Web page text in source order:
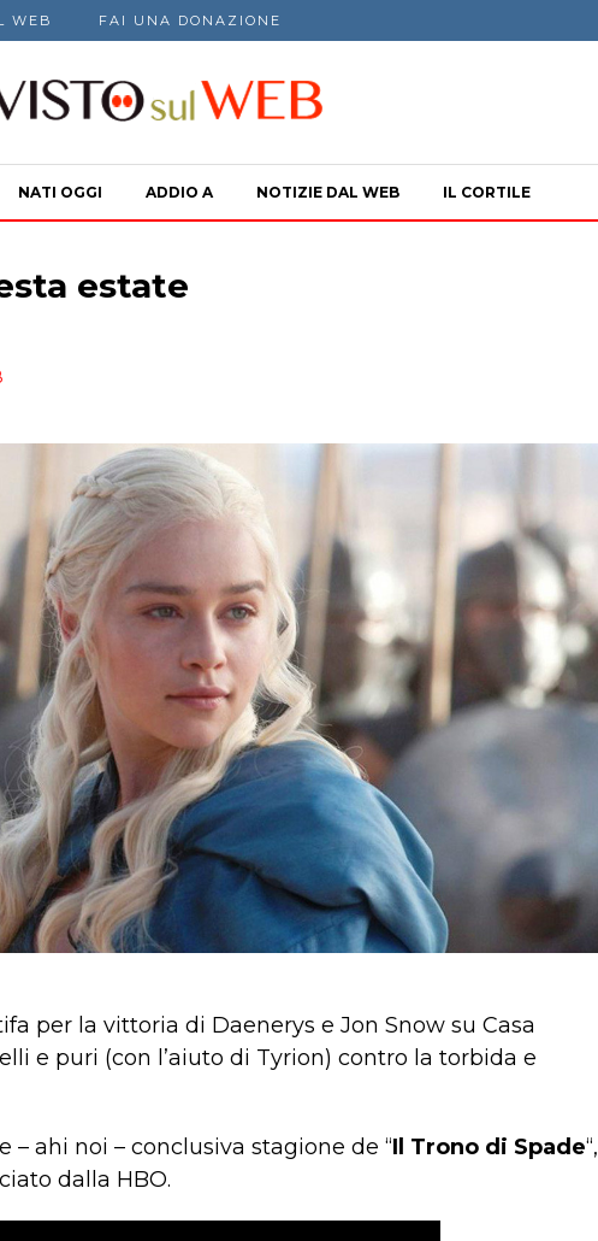
WEB FAI UNA DONAZIONE
NATI OGGI ADDIO A NOTIZIE DAL WEB IL CORTILE
estate
per la vittoria di Daenerys e Jon Snow su Casa
e puri (con l’aiuto di Tyrion) contro la torbida e
ahi noi – conclusiva stagione de “Il Trono di Spade“,
dalla HBO.